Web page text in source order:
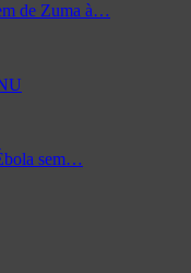
de Zuma à…
sem…